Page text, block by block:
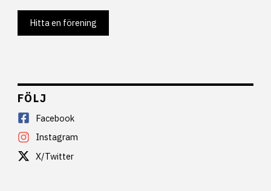
Hitta en förening
FÖLJ
Facebook
Instagram
X/Twitter